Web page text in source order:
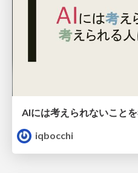
iqbocchi